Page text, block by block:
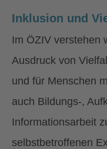
Inklusion und
Im ÖZIV verstehen
Ausdruck von
und für Menschen
auch Bildungs-,
Informationsarbeit
selbstbetroffenen